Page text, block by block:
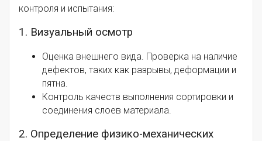
контроля и испытания:
1. Визуальный осмотр
Оценка внешнего вида. Проверка на наличие
дефектов, таких как разрывы, деформации и
пятна.
Контроль качеств выполнения сортировки и
соединения слоев материала.
2. Определение физико-механических